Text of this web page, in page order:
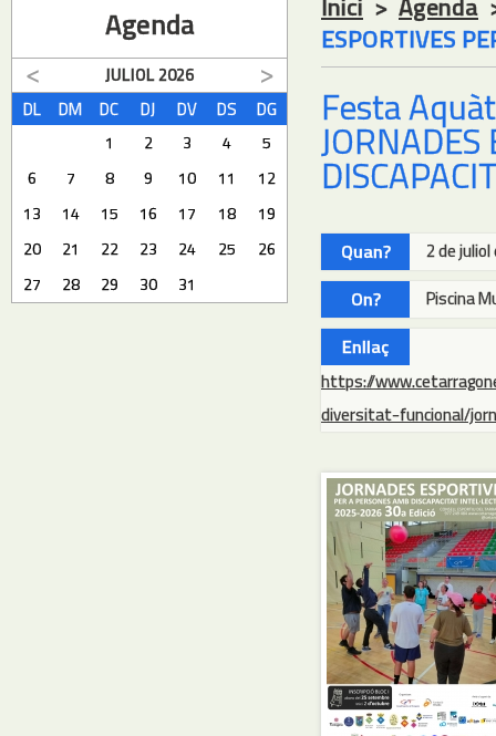
Agenda
JULIOL2026
DL
DM DC DJ DV DS DG
1 2 3 4
5
6
7 8 9 10 11
12
13
14 15 16 17 18
19
20
21 22 23 24 25
26
27
28 29 30 31
ESPORTIVES
Festa
Quan? 2 de
On? Piscina
Enllaç
https://
diversitat-funcional/